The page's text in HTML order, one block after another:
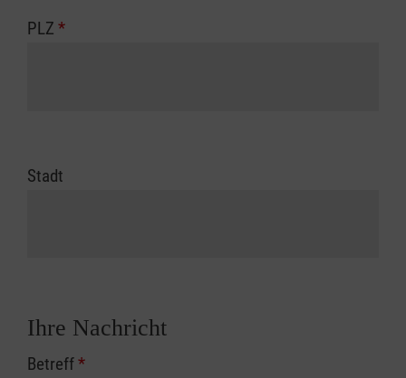
PLZ *
Stadt
Ihre Nachricht
Betreff*